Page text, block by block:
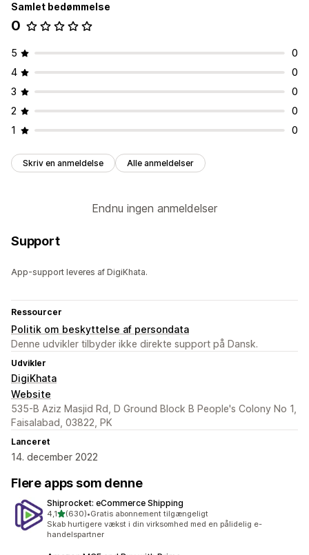
Samlet bedømmelse
0
5
0
4
0
3
0
2
0
1
0
Skriv en anmeldelse Alle anmeldelser
Endnu ingen anmeldelser
Support
App-support leveres af DigiKhata.
Ressourcer
Politik om beskyttelse af persondata
Denne udvikler tilbyder ikke direkte support på Dansk.
Udvikler
DigiKhata
Website
535-B Aziz Masjid Rd, D Ground Block B People's Colony No 1,
Faisalabad, 03822, PK
Lanceret
14. december 2022
Flere apps som denne
Shiprocket: eCommerce Shipping
4,1ud af 5 stjerner
(630)
630 anmeldelser i alt
•Gratis abonnement tilgængeligt
Skab hurtigere vækst i din virksomhed med en pålidelig e-
handelspartner